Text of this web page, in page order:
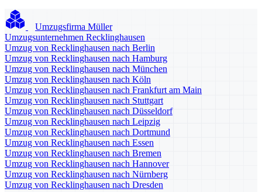
Umzugsfirma Müller
Umzugsunternehmen Recklinghausen
Umzug von Recklinghausen nach Berlin
Umzug von Recklinghausen nach Hamburg
Umzug von Recklinghausen nach München
Umzug von Recklinghausen nach Köln
Umzug von Recklinghausen nach Frankfurt am Main
Umzug von Recklinghausen nach Stuttgart
Umzug von Recklinghausen nach Düsseldorf
Umzug von Recklinghausen nach Leipzig
Umzug von Recklinghausen nach Dortmund
Umzug von Recklinghausen nach Essen
Umzug von Recklinghausen nach Bremen
Umzug von Recklinghausen nach Hannover
Umzug von Recklinghausen nach Nürnberg
Umzug von Recklinghausen nach Dresden